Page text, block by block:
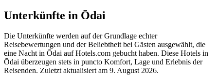
Unterkünfte in Ōdai
Die Unterkünfte werden auf der Grundlage echter
Reisebewertungen und der Beliebtheit bei Gästen ausgewählt, die
eine Nacht in Ōdai auf Hotels.com gebucht haben. Diese Hotels in
Ōdai überzeugen stets in puncto Komfort, Lage und Erlebnis der
Reisenden. Zuletzt aktualisiert am 9. August 2026.